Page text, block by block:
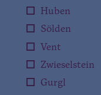
Huben
Sölden
Vent
Zwieselstein
Gurgl